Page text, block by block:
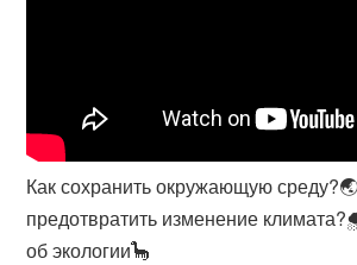
Как сохранить окружающую
предотвратить изменение
об экологии🦕